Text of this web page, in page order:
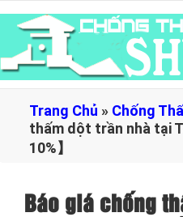
Trang Chủ » Chống
thấm dột trần nhà tại
10%】
Báo giá chống